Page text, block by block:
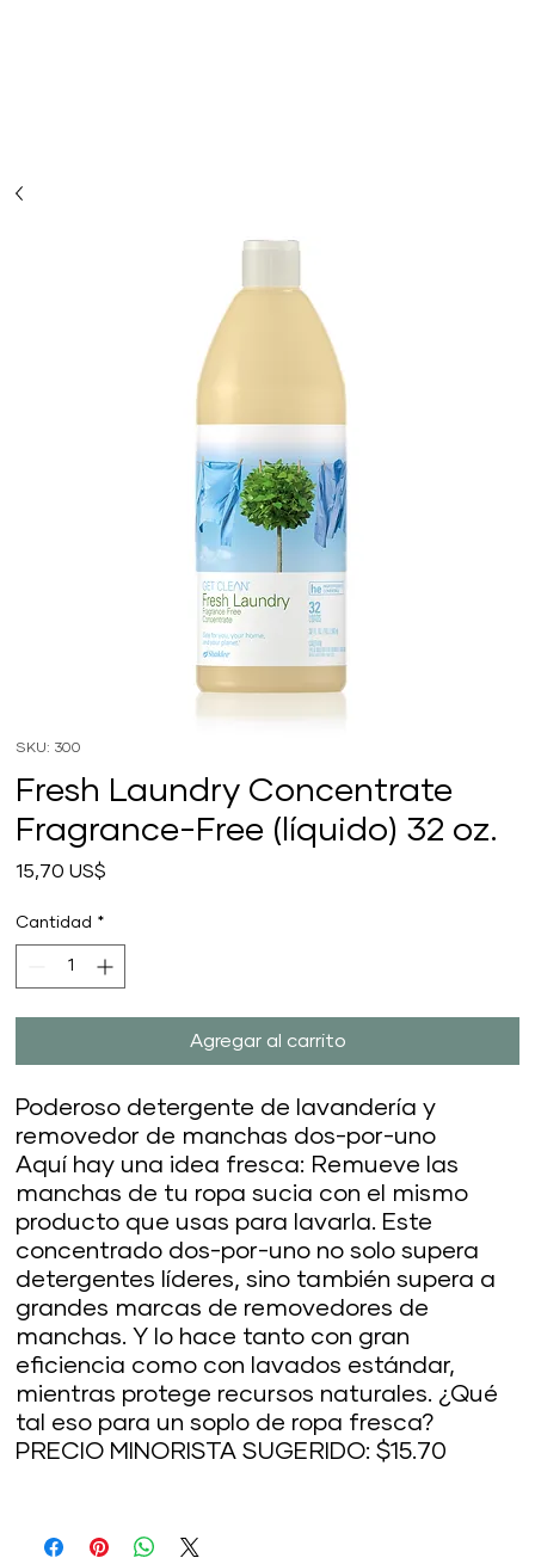
SKU: 300
Fresh Laundry Concentrate
Fragrance-Free (líquido) 32 oz.
15,70 US$
Cantidad *
Agregar al carrito
Poderoso detergente de lavandería y
removedor de manchas dos-por-uno
Aquí hay una idea fresca: Remueve las
manchas de tu ropa sucia con el mismo
producto que usas para lavarla. Este
concentrado dos-por-uno no solo supera
detergentes líderes, sino también supera a
grandes marcas de removedores de
manchas. Y lo hace tanto con gran
eficiencia como con lavados estándar,
mientras protege recursos naturales. ¿Qué
tal eso para un soplo de ropa fresca?
PRECIO MINORISTA SUGERIDO: $15.70